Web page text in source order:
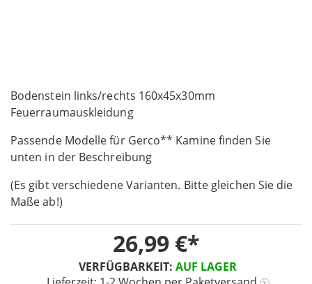
Bodenstein links/rechts 160x45x30mm
Feuerraumauskleidung
Passende Modelle für Gerco** Kamine finden Sie
unten in der Beschreibung
(Es gibt verschiedene Varianten. Bitte gleichen Sie die
Maße ab!)
VERFÜGBARKEIT: AUF LAGER
26,99 €
gallery
to
the
of
the
gallery